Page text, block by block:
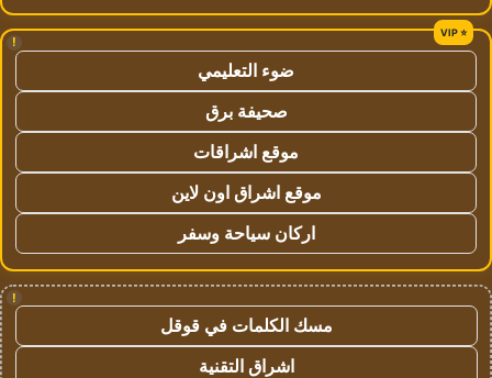
!
ضوء التعليمي
صحيفة برق
موقع اشراقات
موقع اشراق اون لاين
اركان سياحة وسفر
!
مسك الكلمات في قوقل
اشراق التقنية